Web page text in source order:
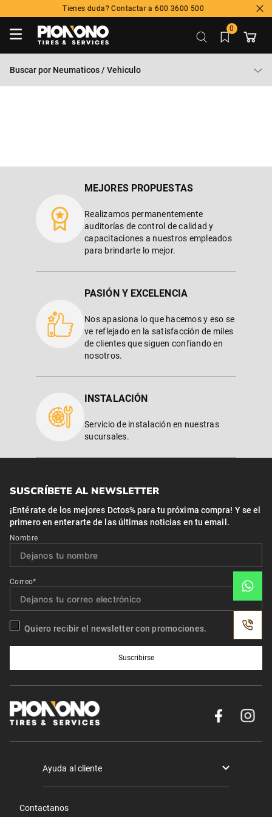
Tienes duda? Contactar a 600 3600 500
0
Buscar por Neumaticos / Vehiculo
MEJORES PROPUESTAS
Realizamos permanentemente
auditorías de control de calidad y
capacitaciones a nuestros empleados
para brindarte lo mejor.
PASIÓN Y EXCELENCIA
Nos apasiona lo que hacemos y eso se
ve reflejado en la satisfacción de miles
de clientes que siguen confiando en
nosotros.
INSTALACIÓN
Servicio de instalación en nuestras
sucursales.
SUSCRÍBETE AL NEWSLETTER
¡Entérate de los mejores Dctos% para tu próxima compra! Y se el
primero en enterarte de las últimas noticias en tu email.
Nombre
Correo*
Quiero recibir el newsletter con promociones.
Suscribirse
Ayuda al cliente
Contactanos